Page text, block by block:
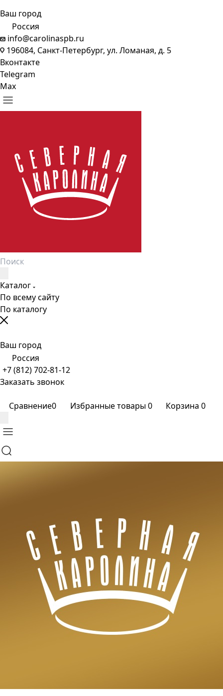
Ваш город
Россия
info@carolinaspb.ru
196084, Санкт-Петербург, ул. Ломаная, д. 5
Вконтакте
Telegram
Max
Каталог
По всему сайту
По каталогу
Ваш город
Россия
+7 (812) 702-81-12
Заказать звонок
Сравнение0 Избранные товары0 Корзина 0